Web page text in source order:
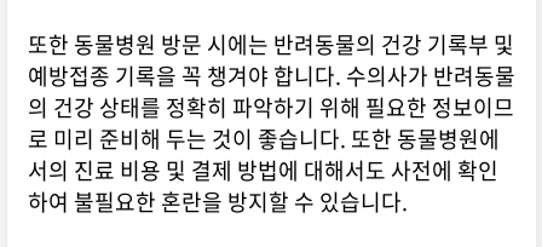
또한 동물병원 방문 시에는 반려동물의 건강 기록부 및
예방접종 기록을 꼭 챙겨야 합니다. 수의사가 반려동물
의 건강 상태를 정확히 파악하기 위해 필요한 정보이므
로 미리 준비해 두는 것이 좋습니다. 또한 동물병원에
서의 진료 비용 및 결제 방법에 대해서도 사전에 확인
하여 불필요한 혼란을 방지할 수 있습니다.